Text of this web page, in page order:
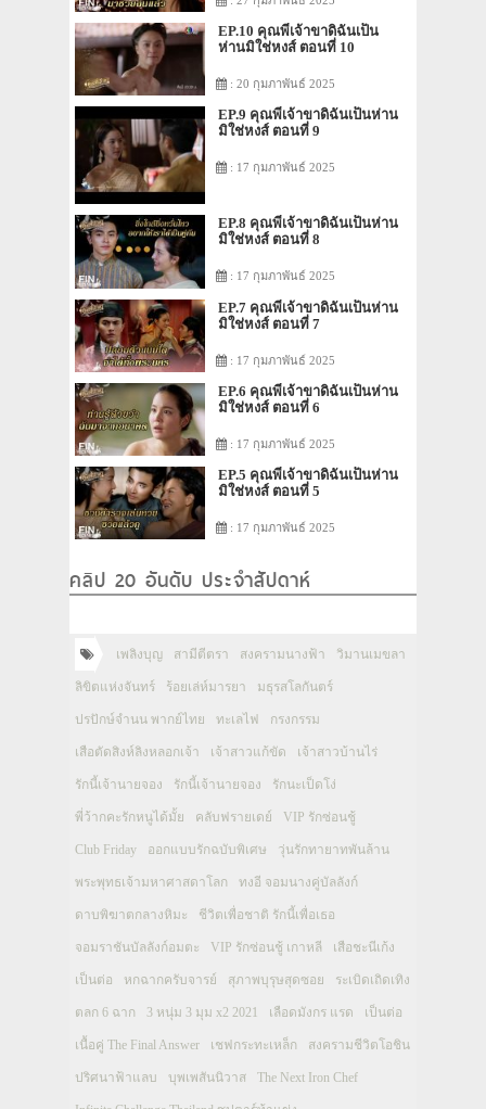
EP.10 คุณพี่เจ้าขาดิฉันเป็น
ห่านมิใช่หงส์ ตอนที่ 10
: 20 กุมภาพันธ์ 2025
EP.9 คุณพี่เจ้าขาดิฉันเป็นห่าน
มิใช่หงส์ ตอนที่ 9
: 17 กุมภาพันธ์ 2025
EP.8 คุณพี่เจ้าขาดิฉันเป็นห่าน
มิใช่หงส์ ตอนที่ 8
: 17 กุมภาพันธ์ 2025
EP.7 คุณพี่เจ้าขาดิฉันเป็นห่าน
มิใช่หงส์ ตอนที่ 7
: 17 กุมภาพันธ์ 2025
EP.6 คุณพี่เจ้าขาดิฉันเป็นห่าน
มิใช่หงส์ ตอนที่ 6
: 17 กุมภาพันธ์ 2025
EP.5 คุณพี่เจ้าขาดิฉันเป็นห่าน
มิใช่หงส์ ตอนที่ 5
: 17 กุมภาพันธ์ 2025
คลิป 20 อันดับ ประจำสัปดาห์
เพลิงบุญ สามีตีตรา สงครามนางฟ้า วิมานเมขลา
ลิขิตแห่งจันทร์ ร้อยเล่ห์มารยา มธุรสโลกันตร์
ปรปักษ์จำนน พากย์ไทย ทะเลไฟ กรงกรรม
เสือตัดสิงห์ลิงหลอกเจ้า เจ้าสาวแก้ขัด เจ้าสาวบ้านไร่
รักนี้เจ้านายจอง รักนี้เจ้านายจอง รักนะเป็ดโง่
พี่ว้ากคะรักหนูได้มั้ย คลับฟรายเดย์ VIP รักซ่อนชู้
Club Friday ออกแบบรักฉบับพิเศษ วุ่นรักทายาทพันล้าน
พระพุทธเจ้ามหาศาสดาโลก ทงอี จอมนางคู่บัลลังก์
ดาบพิฆาตกลางหิมะ ชีวิตเพื่อชาติ รักนี้เพื่อเธอ
จอมราชันบัลลังก์อมตะ VIP รักซ่อนชู้ เกาหลี เสือชะนีเก้ง
เป็นต่อ หกฉากครับจารย์ สุภาพบุรุษสุดซอย ระเบิดเถิดเทิง
ตลก 6 ฉาก 3 หนุ่ม 3 มุม x2 2021 เลือดมังกร แรด เป็นต่อ
เนื้อคู่ The Final Answer เชฟกระทะเหล็ก สงครามชีวิตโอชิน
ปริศนาฟ้าแลบ บุพเพสันนิวาส The Next Iron Chef